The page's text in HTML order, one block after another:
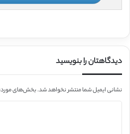
دیدگاهتان را بنویسید
نشانی ایمیل شما منتشر نخواهد شد.بخش‌های